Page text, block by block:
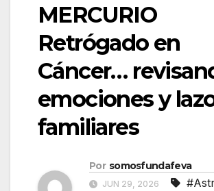
MERCURIO
Retrógado en
Cáncer…
emociones y
familiares
Por somosfundafeva
JUN 29, 2026